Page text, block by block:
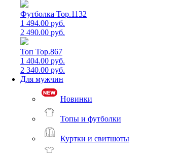
Футболка Top.1132
1 494.00 руб.
2 490.00 руб.
Топ Top.867
1 404.00 руб.
2 340.00 руб.
Для мужчин
Новинки
Топы и футболки
Куртки и свитшоты